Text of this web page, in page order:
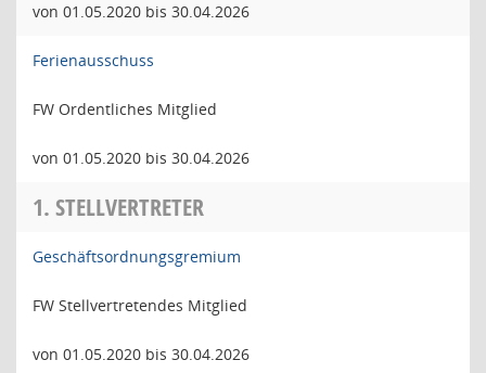
von 01.05.2020 bis 30.04.2026
Ferienausschuss
FW Ordentliches Mitglied
von 01.05.2020 bis 30.04.2026
1. STELLVERTRETER
Geschäftsordnungsgremium
FW Stellvertretendes Mitglied
von 01.05.2020 bis 30.04.2026